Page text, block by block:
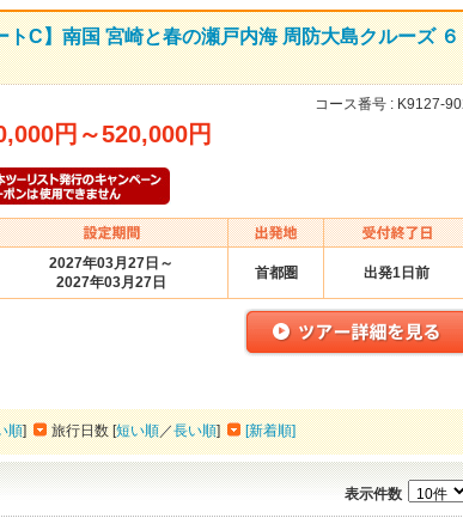
C】南国 宮崎と春の瀬戸内海 周防大島クルーズ ６
コース番号 : K9127-
円 ～520,000円
2027年03月27日～
2027年03月27日
首都圏 出発1日前
順] 旅行日数 [短い順／長い順] [新着順]
表示件数